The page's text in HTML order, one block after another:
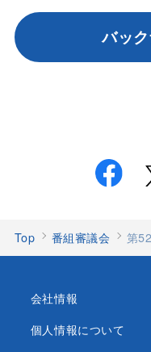
バッ
Top 番組審議会 第
会社情報
個人情報について